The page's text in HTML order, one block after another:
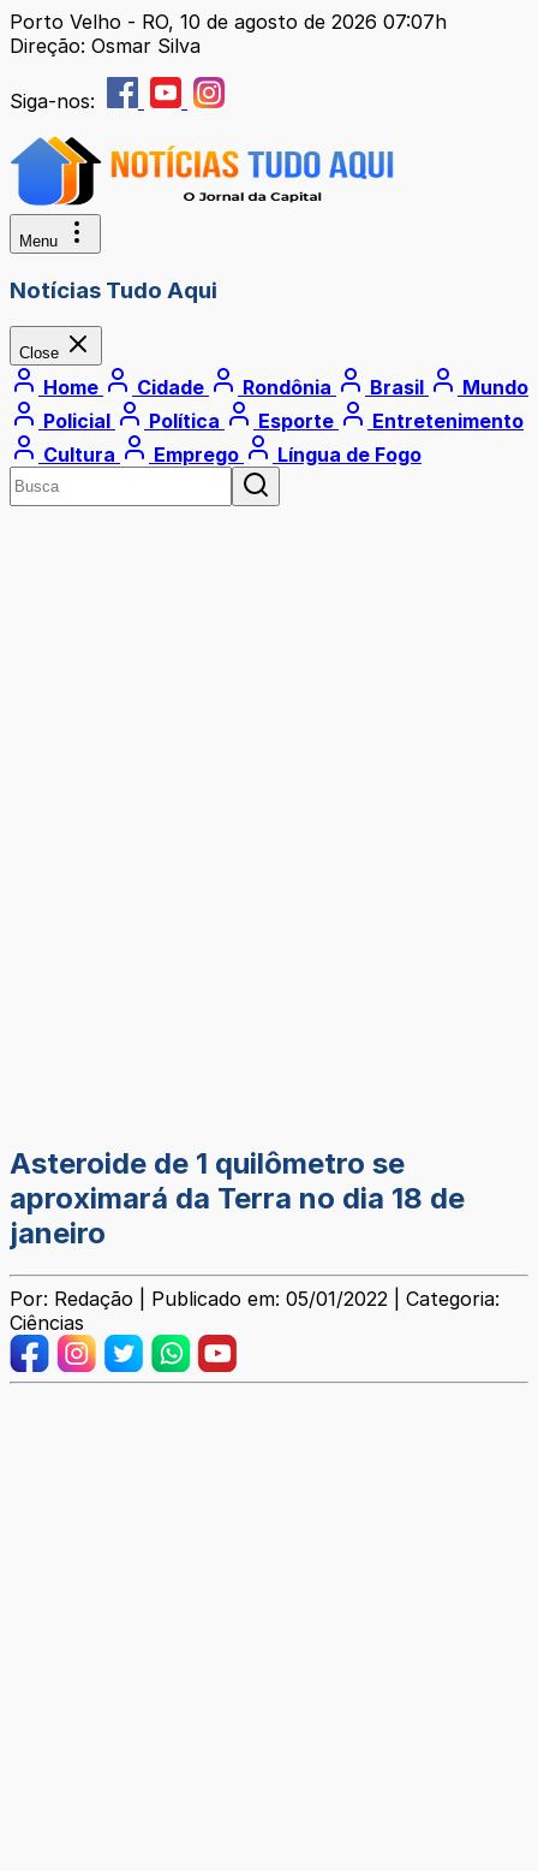
Porto Velho - RO, 10 de agosto de 2026 07:07h
Direção: Osmar Silva
Siga-nos:
Menu
Notícias Tudo Aqui
Close
Home Cidade Rondônia Brasil
Mundo
Policial
Política Esporte
Entretenimento
Cultura
Emprego Língua de Fogo
Asteroide de 1 quilômetro se
aproximará da Terra no dia 18 de
janeiro
Por: Redação | Publicado em: 05/01/2022 | Categoria:
Ciências